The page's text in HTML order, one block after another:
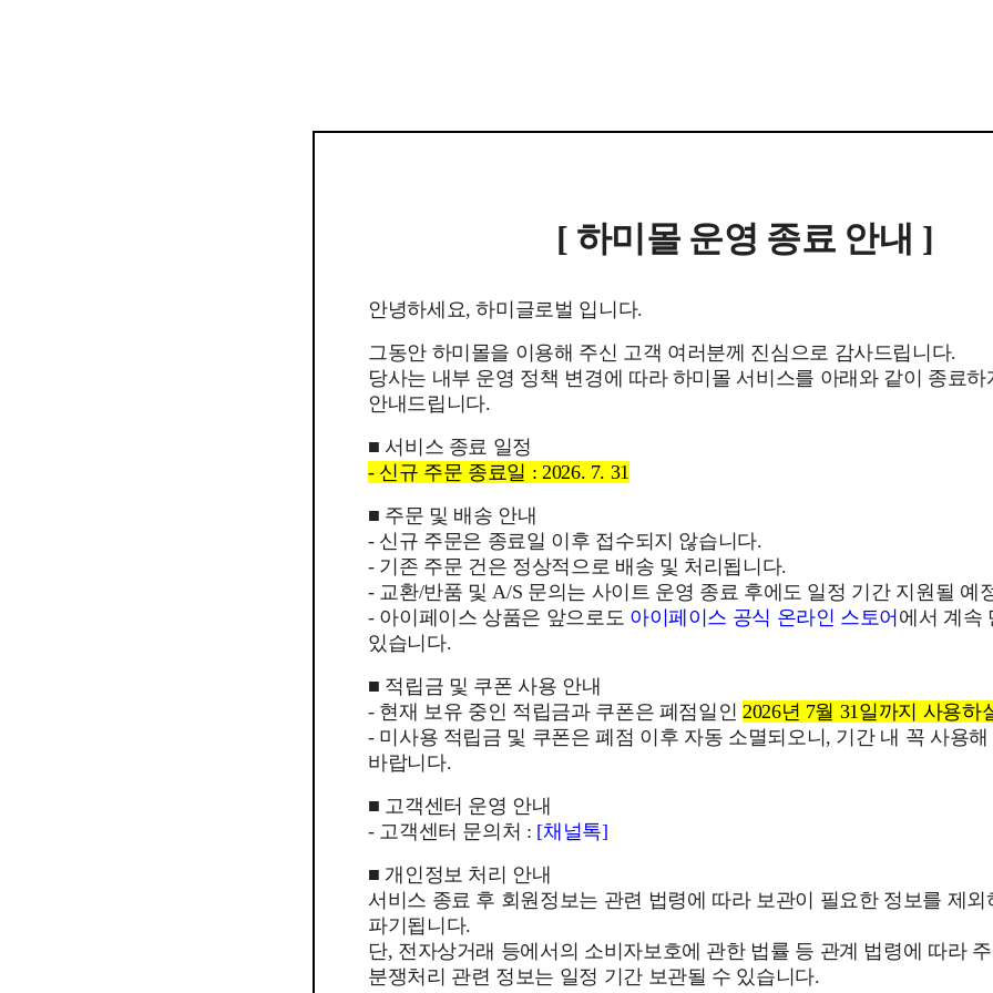
[ 하미몰 운영 종료 안내 ]
안녕하세요, 하미글로벌 입니다.
그동안 하미몰을 이용해 주신 고객 여러분께 진심으로 감사드립니다.
당사는 내부 운영 정책 변경에 따라 하미몰 서비스를 아래와 같이 종료하
안내드립니다.
■ 서비스 종료 일정
- 신규 주문 종료일 : 2026. 7. 31
■ 주문 및 배송 안내
- 신규 주문은 종료일 이후 접수되지 않습니다.
- 기존 주문 건은 정상적으로 배송 및 처리됩니다.
- 교환/반품 및 A/S 문의는 사이트 운영 종료 후에도 일정 기간 지원될 예
- 아이페이스 상품은 앞으로도 아이페이스 공식 온라인 스토어 에서 계속
있습니다.
■ 적립금 및 쿠폰 사용 안내
- 현재 보유 중인 적립금과 쿠폰은 폐점일인 2026년 7월 31일까지 사용하
- 미사용 적립금 및 쿠폰은 폐점 이후 자동 소멸되오니, 기간 내 꼭 사용해
바랍니다.
■ 고객센터 운영 안내
- 고객센터 문의처 : [채널톡]
■ 개인정보 처리 안내
서비스 종료 후 회원정보는 관련 법령에 따라 보관이 필요한 정보를 제외
파기됩니다.
단, 전자상거래 등에서의 소비자보호에 관한 법률 등 관계 법령에 따라
분쟁처리 관련 정보는 일정 기간 보관될 수 있습니다.